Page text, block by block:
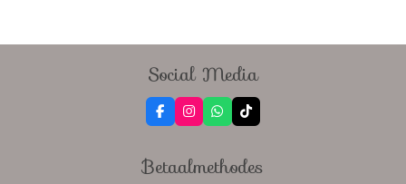
Social Media
F
a
b
I
n
a
W
h
s
T
i
o
Betaalmethodes